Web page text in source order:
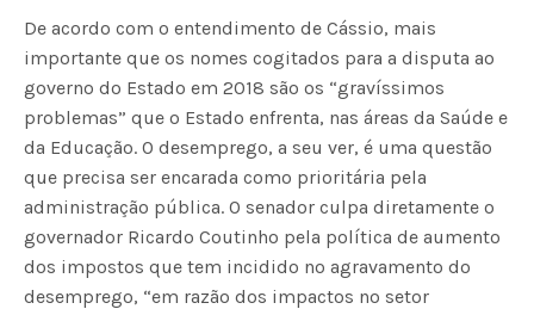
De acordo com o entendimento de Cássio, mais
importante que os nomes cogitados para a disputa ao
governo do Estado em 2018 são os “gravíssimos
problemas” que o Estado enfrenta, nas áreas da Saúde e
da Educação. O desemprego, a seu ver, é uma questão
que precisa ser encarada como prioritária pela
administração pública. O senador culpa diretamente o
governador Ricardo Coutinho pela política de aumento
dos impostos que tem incidido no agravamento do
desemprego, “em razão dos impactos no setor